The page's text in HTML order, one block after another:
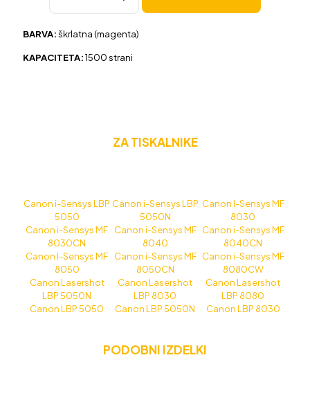
CRG-
škrlatna,
količina
BARVA:škrlatna (magenta)
KAPACITETA:1500 strani
ZA TISKALNIKE
Canon i-Sensys LBP
5050
Canon i-Sensys LBP
5050N
Canon I-Sensys MF
8030
Canon i-Sensys MF
8030CN
Canon i-Sensys MF
8040
Canon i-Sensys MF
8040CN
Canon I-Sensys MF
8050
Canon i-Sensys MF
8050CN
Canon i-Sensys MF
8080CW
Canon Lasershot
LBP 5050N
Canon Lasershot
LBP 8030
Canon Lasershot
LBP 8080
Canon LBP 5050
Canon LBP 5050N Canon LBP 8030
PODOBNI IZDELKI